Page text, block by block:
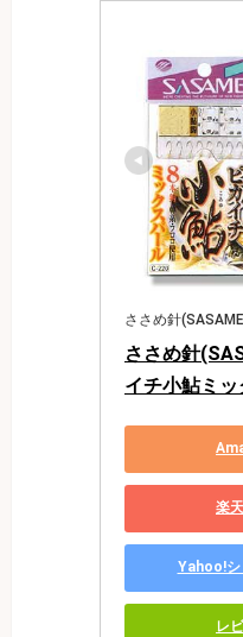
ささめ針
ささめ針
イチ小鮎ミ
楽
Yahoo!シ
レ